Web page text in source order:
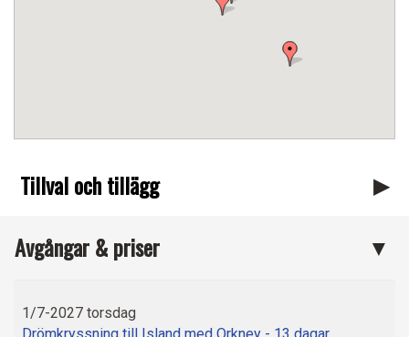
Tillval och tillägg
Avgångar & priser
1/7-2027 torsdag